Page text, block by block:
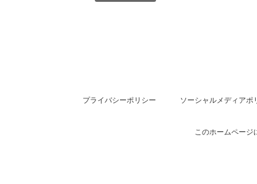
プライバシーポリシー ソーシャルメディアポ
このホームページ